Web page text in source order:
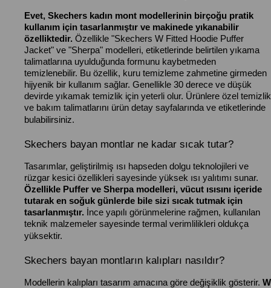
Evet, Skechers kadın mont modellerinin birçoğu pratik
kullanım için tasarlanmıştır ve makinede yıkanabilir
özelliktedir. Özellikle "Skechers W Fitted Hoodie Puffer
Jacket" ve "Sherpa" modelleri, etiketlerinde belirtilen yıkama
talimatlarına uyulduğunda formunu kaybetmeden
temizlenebilir. Bu özellik, kuru temizleme zahmetine girmeden
hijyenik bir kullanım sağlar. Genellikle 30 derece ve düşük
devirde yıkamak temizlik için yeterli olur. Ürünlere özel temizlik
ve bakım talimatlarını ürün detay sayfalarında ve etiketlerinde
bulabilirsiniz.
Skechers bayan montlar ne kadar sıcak tutar?
Tasarımlar, geliştirilmiş ısı hapseden dolgu teknolojileri ve
rüzgar kesici özellikleri sayesinde yüksek ısı yalıtımı sunar.
Özellikle Puffer ve Sherpa modelleri, vücut ısısını içeride
tutarak en soğuk günlerde bile sizi sıcak tutmak için
tasarlanmıştır. İnce yapılı görünmelerine rağmen, kullanılan
teknik malzemeler sayesinde termal verimlilikleri oldukça
yüksektir.
Skechers bayan montların kalıpları nasıldır?
Modellerin kalıpları tasarım amacına göre değişiklik gösterir. W